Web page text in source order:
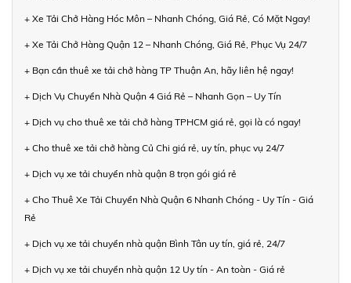
+ Xe Tải Chở Hàng Hóc Môn – Nhanh Chóng, Giá Rẻ, Có Mặt Ngay!
+ Xe Tải Chở Hàng Quận 12 – Nhanh Chóng, Giá Rẻ, Phục Vụ 24/7
+ Bạn cần thuê xe tải chở hàng TP Thuận An, hãy liên hệ ngay!
+ Dịch Vụ Chuyển Nhà Quận 4 Giá Rẻ – Nhanh Gọn – Uy Tín
+ Dịch vụ cho thuê xe tải chở hàng TPHCM giá rẻ, gọi là có ngay!
+ Cho thuê xe tải chở hàng Củ Chi giá rẻ, uy tín, phục vụ 24/7
+ Dịch vụ xe tải chuyển nhà quận 8 trọn gói giá rẻ
+ Cho Thuê Xe Tải Chuyển Nhà Quận 6 Nhanh Chóng - Uy Tín - Giá
Rẻ
+ Dịch vụ xe tải chuyển nhà quận Bình Tân uy tín, giá rẻ, 24/7
+ Dịch vụ xe tải chuyển nhà quận 12 Uy tín - An toàn - Giá rẻ